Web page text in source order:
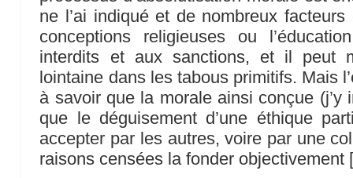
ne l’ai indiqué et de nombreux
conceptions religieuses ou
interdits et aux sanctions, et il peut
lointaine dans les tabous primitifs. Mais
à savoir que la morale ainsi conçue (j’y
que le déguisement d’une éthique
accepter par les autres, voire par une
raisons censées la fonder objectivement